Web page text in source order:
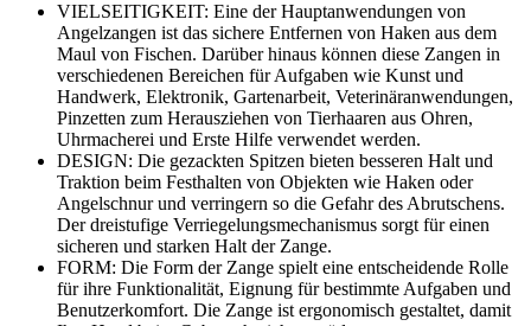
VIELSEITIGKEIT: Eine der Hauptanwendungen von
Angelzangen ist das sichere Entfernen von Haken aus dem
Maul von Fischen. Darüber hinaus können diese Zangen in
verschiedenen Bereichen für Aufgaben wie Kunst und
Handwerk, Elektronik, Gartenarbeit, Veterinäranwendungen,
Pinzetten zum Herausziehen von Tierhaaren aus Ohren,
Uhrmacherei und Erste Hilfe verwendet werden.
DESIGN: Die gezackten Spitzen bieten besseren Halt und
Traktion beim Festhalten von Objekten wie Haken oder
Angelschnur und verringern so die Gefahr des Abrutschens.
Der dreistufige Verriegelungsmechanismus sorgt für einen
sicheren und starken Halt der Zange.
FORM: Die Form der Zange spielt eine entscheidende Rolle
für ihre Funktionalität, Eignung für bestimmte Aufgaben und
Benutzerkomfort. Die Zange ist ergonomisch gestaltet, damit